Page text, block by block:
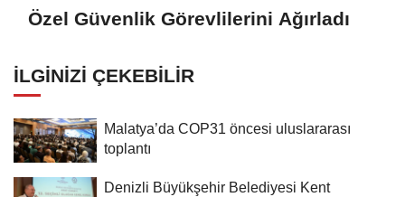
Özel Güvenlik Görevlilerini Ağırladı
İLGINIZI ÇEKEBILIR
Malatya’da COP31 öncesi uluslararası
toplantı
Denizli Büyükşehir Belediyesi Kent